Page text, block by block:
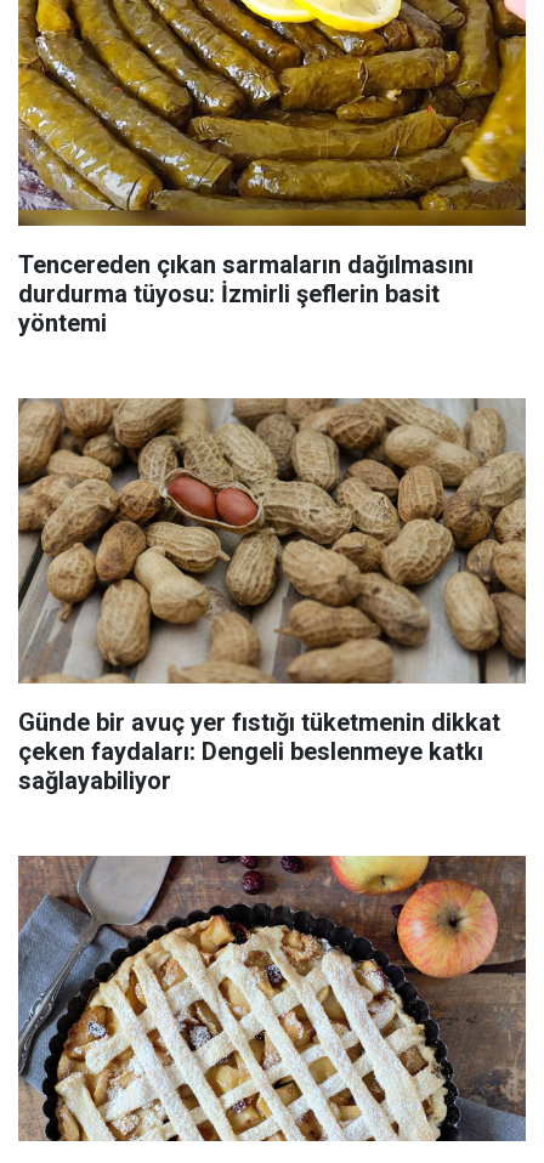
Tencereden çıkan sarmaların dağılmasını
durdurma tüyosu: İzmirli şeflerin basit
yöntemi
Günde bir avuç yer fıstığı tüketmenin dikkat
çeken faydaları: Dengeli beslenmeye katkı
sağlayabiliyor